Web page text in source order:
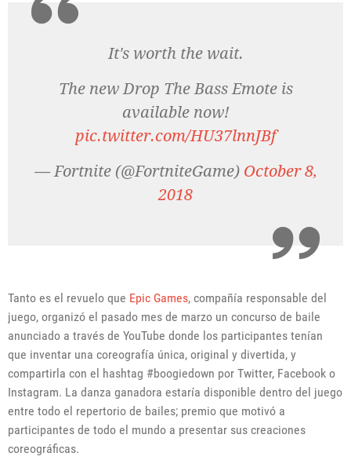
It's worth the wait.
The new Drop The Bass Emote is
available now!
pic.twitter.com/HU37lnnJBf
— Fortnite (@FortniteGame) October 8,
2018
Tanto es el revuelo que Epic Games, compañía responsable del
juego, organizó el pasado mes de marzo un concurso de baile
anunciado a través de YouTube donde los participantes tenían
que inventar una coreografía única, original y divertida, y
compartirla con el hashtag #boogiedown por Twitter, Facebook o
Instagram. La danza ganadora estaría disponible dentro del juego
entre todo el repertorio de bailes; premio que motivó a
participantes de todo el mundo a presentar sus creaciones
coreográficas.